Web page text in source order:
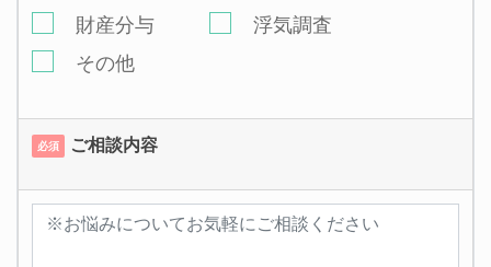
財産分与
浮気調査
その他
必須 ご相談内容